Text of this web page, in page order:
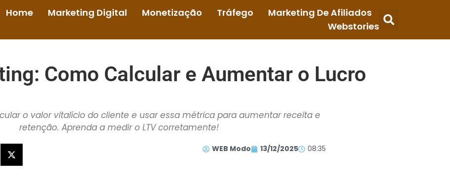
Home Marketing Digital Monetização Tráfego
Marketing De Afiliados
Webstories
Como Calcular e Aumentar o Lucro
o valor vitalício do cliente e usar essa métrica para aumentar receita e
retenção. Aprenda a medir o LTV corretamente!
WEB Modo 13/12/2025 08:35